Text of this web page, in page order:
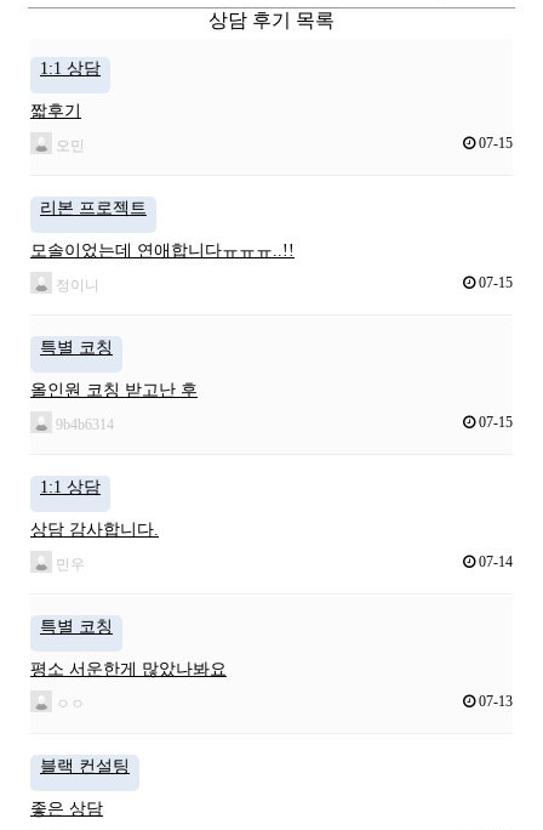
상담 후기 목록
1:1 상담
짧후기
오민 07-15
리본 프로젝트
모솔이었는데 연애합니다ㅠㅠㅠ..!!
정이니 07-15
특별 코칭
올인원 코칭 받고난 후
9b4b6314 07-15
1:1 상담
상담 감사합니다.
민우 07-14
특별 코칭
평소 서운한게 많았나봐요
ㅇㅇ 07-13
블랙 컨설팅
좋은 상담